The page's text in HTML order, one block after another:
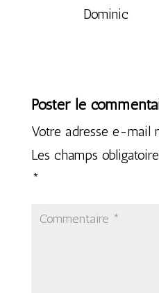
Dominic
Poster le
Votre adresse e-mail
Les champs
*